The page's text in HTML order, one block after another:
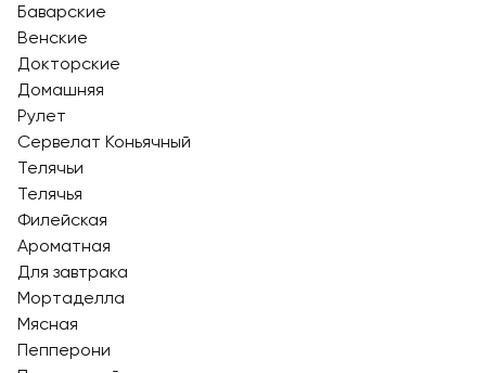
Баварские
Венские
Докторские
Домашняя
Рулет
Сервелат Коньячный
Телячьи
Телячья
Филейская
Ароматная
Для завтрака
Мортаделла
Мясная
Пепперони